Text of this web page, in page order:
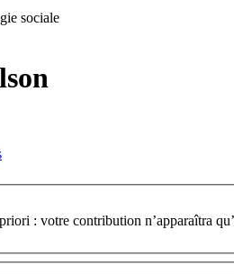
sociale
: votre contribution n’apparaîtra